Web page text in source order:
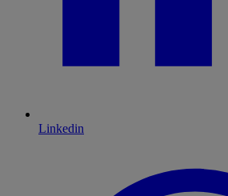
Linkedin